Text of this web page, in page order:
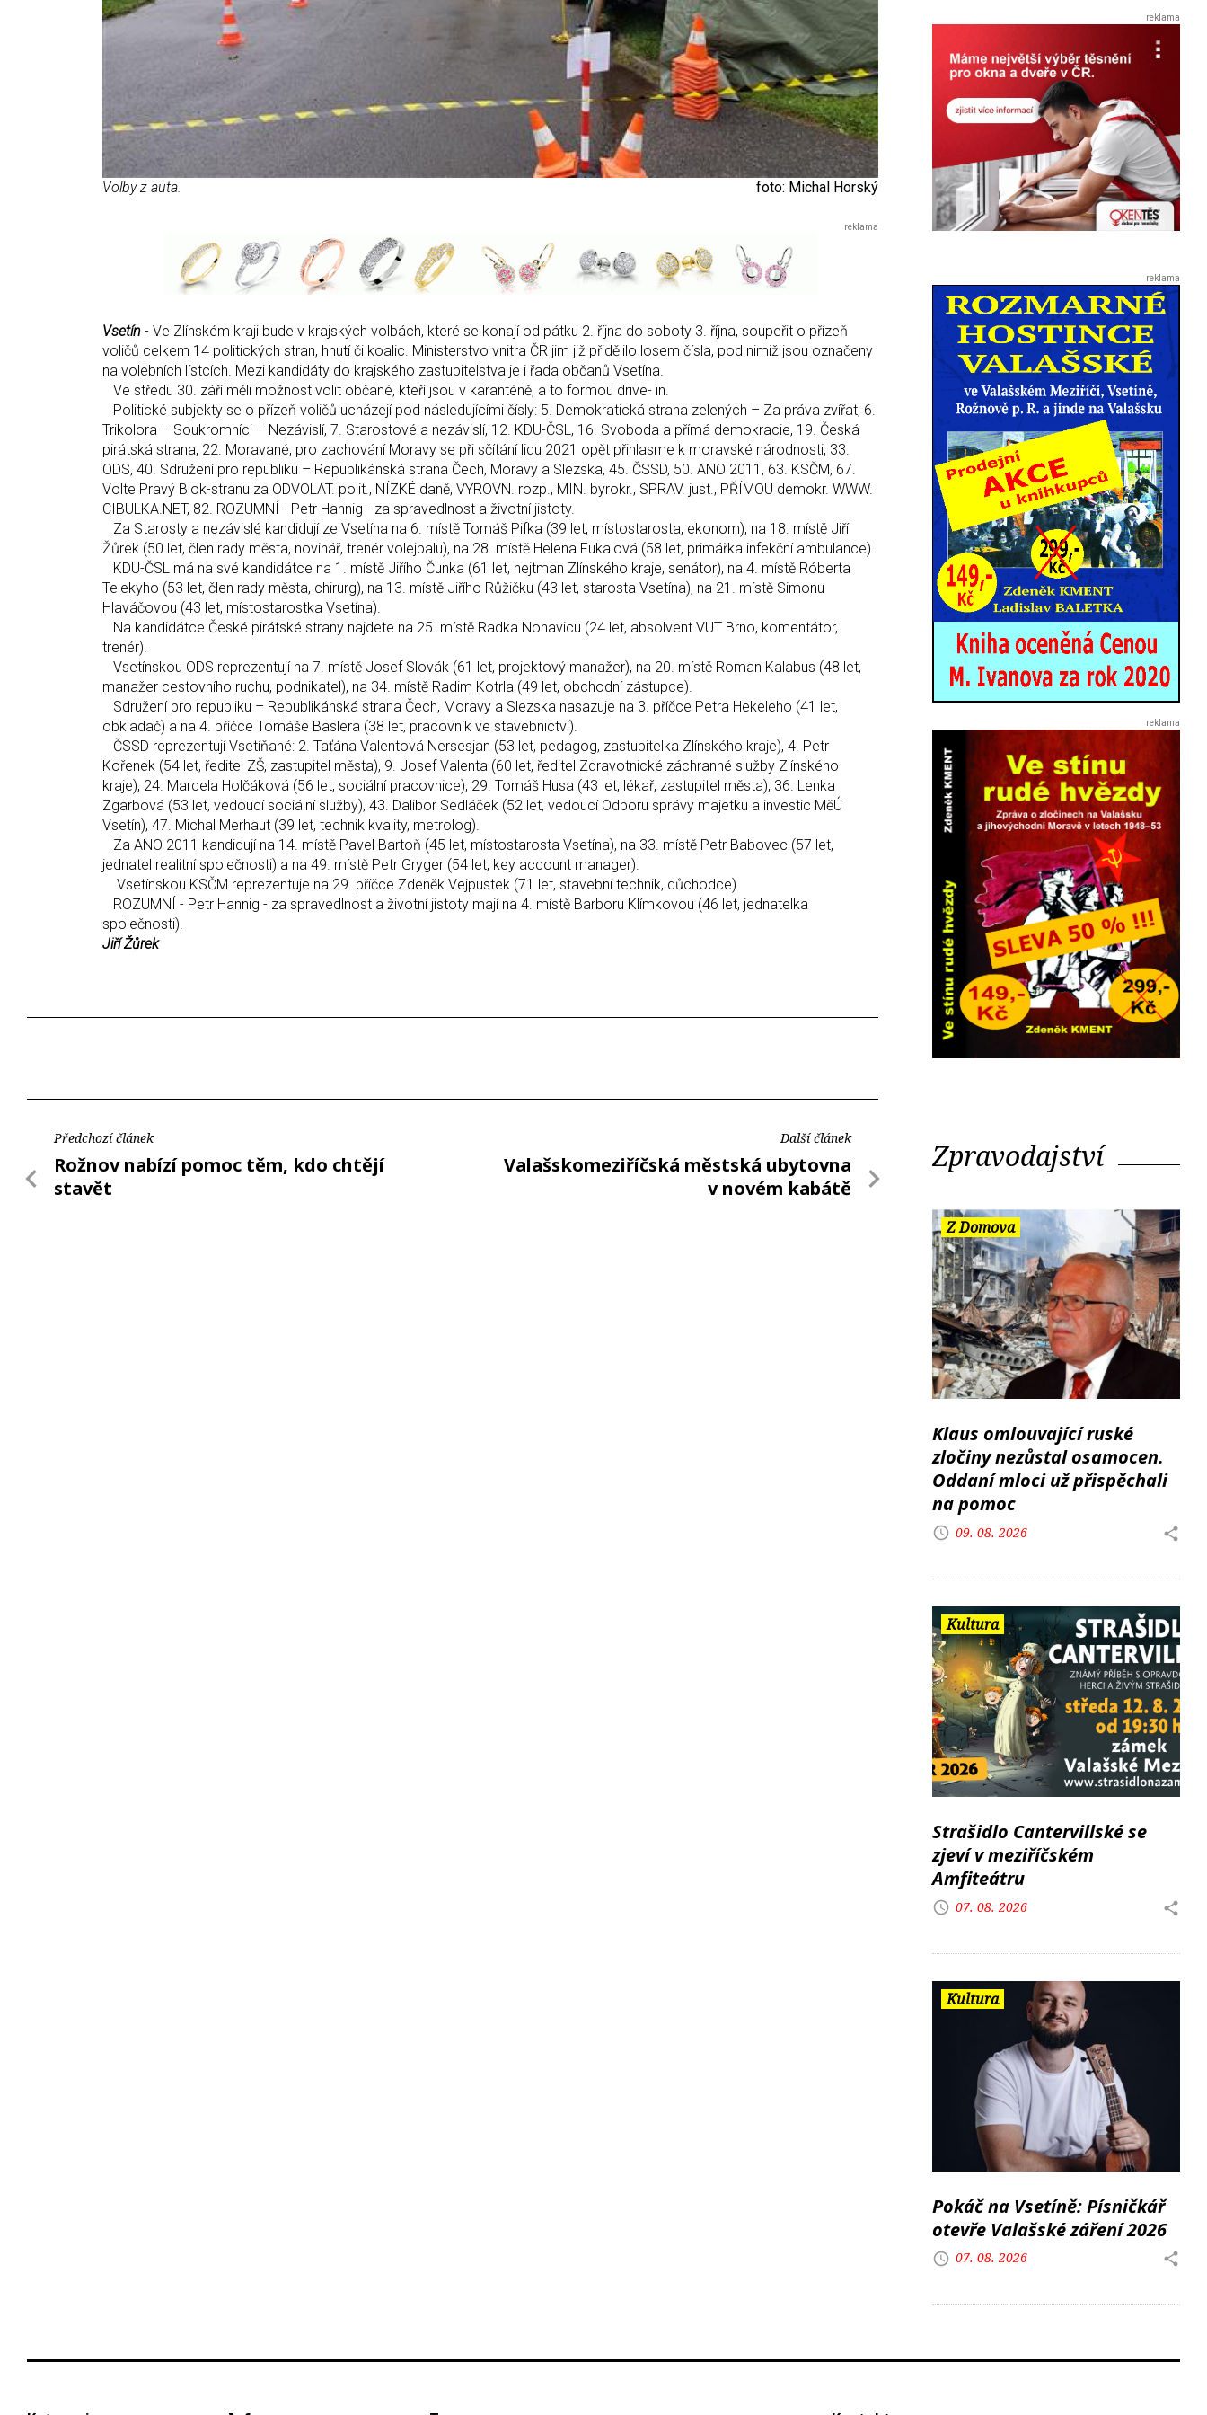
Volby z auta. foto: Michal Horský
Vsetín - Ve Zlínském kraji bude v krajských volbách, které se konají od pátku 2. října do soboty 3. října, soupeřit o přízeň
voličů celkem 14 politických stran, hnutí či koalic. Ministerstvo vnitra ČR jim již přidělilo losem čísla, pod nimiž jsou označeny
na volebních lístcích. Mezi kandidáty do krajského zastupitelstva je i řada občanů Vsetína.
Ve středu 30. září měli možnost volit občané, kteří jsou v karanténě, a to formou drive- in.
Politické subjekty se o přízeň voličů ucházejí pod následujícími čísly: 5. Demokratická strana zelených – Za práva zvířat, 6.
Trikolora – Soukromníci – Nezávislí, 7. Starostové a nezávislí, 12. KDU-ČSL, 16. Svoboda a přímá demokracie, 19. Česká
pirátská strana, 22. Moravané, pro zachování Moravy se při sčítání lidu 2021 opět přihlasme k moravské národnosti, 33.
ODS, 40. Sdružení pro republiku – Republikánská strana Čech, Moravy a Slezska, 45. ČSSD, 50. ANO 2011, 63. KSČM, 67.
Volte Pravý Blok-stranu za ODVOLAT. polit., NÍZKÉ daně, VYROVN. rozp., MIN. byrokr., SPRAV. just., PŘÍMOU demokr. WWW.
CIBULKA.NET, 82. ROZUMNÍ - Petr Hannig - za spravedlnost a životní jistoty.
Za Starosty a nezávislé kandidují ze Vsetína na 6. místě Tomáš Pifka (39 let, místostarosta, ekonom), na 18. místě Jiří
Žůrek (50 let, člen rady města, novinář, trenér volejbalu), na 28. místě Helena Fukalová (58 let, primářka infekční ambulance).
KDU-ČSL má na své kandidátce na 1. místě Jiřího Čunka (61 let, hejtman Zlínského kraje, senátor), na 4. místě Róberta
Telekyho (53 let, člen rady města, chirurg), na 13. místě Jiřího Růžičku (43 let, starosta Vsetína), na 21. místě Simonu
Hlaváčovou (43 let, místostarostka Vsetína).
Na kandidátce České pirátské strany najdete na 25. místě Radka Nohavicu (24 let, absolvent VUT Brno, komentátor,
trenér).
Vsetínskou ODS reprezentují na 7. místě Josef Slovák (61 let, projektový manažer), na 20. místě Roman Kalabus (48 let,
manažer cestovního ruchu, podnikatel), na 34. místě Radim Kotrla (49 let, obchodní zástupce).
Sdružení pro republiku – Republikánská strana Čech, Moravy a Slezska nasazuje na 3. příčce Petra Hekeleho (41 let,
obkladač) a na 4. příčce Tomáše Baslera (38 let, pracovník ve stavebnictví).
ČSSD reprezentují Vsetíňané: 2. Taťána Valentová Nersesjan (53 let, pedagog, zastupitelka Zlínského kraje), 4. Petr
Kořenek (54 let, ředitel ZŠ, zastupitel města), 9. Josef Valenta (60 let, ředitel Zdravotnické záchranné služby Zlínského
kraje), 24. Marcela Holčáková (56 let, sociální pracovnice), 29. Tomáš Husa (43 let, lékař, zastupitel města), 36. Lenka
Zgarbová (53 let, vedoucí sociální služby), 43. Dalibor Sedláček (52 let, vedoucí Odboru správy majetku a investic MěÚ
Vsetín), 47. Michal Merhaut (39 let, technik kvality, metrolog).
Za ANO 2011 kandidují na 14. místě Pavel Bartoň (45 let, místostarosta Vsetína), na 33. místě Petr Babovec (57 let,
jednatel realitní společnosti) a na 49. místě Petr Gryger (54 let, key account manager).
Vsetínskou KSČM reprezentuje na 29. příčce Zdeněk Vejpustek (71 let, stavební technik, důchodce).
ROZUMNÍ - Petr Hannig - za spravedlnost a životní jistoty mají na 4. místě Barboru Klímkovou (46 let, jednatelka
společnosti).
Jiří Žůrek
Předchozí článek
Rožnov nabízí pomoc těm, kdo chtějí
stavět
Další článek
Valašskomeziříčská městská ubytovna
v novém kabátě
Zpravodajství
Z Domova
Klaus omlouvající ruské
zločiny nezůstal osamocen.
Oddaní mloci už přispěchali
na pomoc
09. 08. 2026
Kultura
Strašidlo Cantervillské se
zjeví v meziříčském
Amfiteátru
07. 08. 2026
Kultura
Pokáč na Vsetíně: Písničkář
otevře Valašské záření 2026
07. 08. 2026